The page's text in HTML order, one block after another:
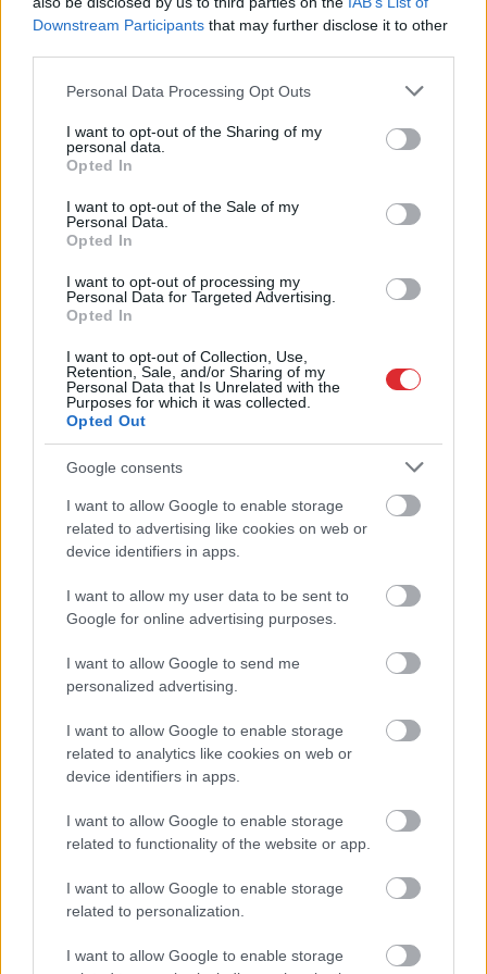
Downstream Participants that may further disclose it to other
Please note that this website/app uses one or more Google
not limited to your visit or usage behaviour. You may click to
grant or deny consent to Google and its third-party tags to
use your data for below specified purposes in below Google
consent section.
Personal Data Processing Opt Outs
I want to opt-out of the Sharing of my
personal data.
Opted In
I want to opt-out of the Sale of my
Personal Data.
Opted In
I want to opt-out of processing my
Personal Data for Targeted Advertising.
Opted In
I want to opt-out of Collection, Use,
Retention, Sale, and/or Sharing of my
Personal Data that Is Unrelated with the
Purposes for which it was collected.
Opted Out
Google consents
I want to allow Google to enable storage
related to advertising like cookies on web or
device identifiers in apps.
I want to allow my user data to be sent to
Google for online advertising purposes.
I want to allow Google to send me
personalized advertising.
I want to allow Google to enable storage
related to analytics like cookies on web or
device identifiers in apps.
I want to allow Google to enable storage
related to functionality of the website or app.
I want to allow Google to enable storage
related to personalization.
I want to allow Google to enable storage
Šo kļūdu var pieļaut daudzi!
Pēc “Maxima”
apmeklējuma klients
brīdina citus autovadītājus
neuzkāpt uz tā paša
grābekļa
diploma, darba un
izbijis slepkava!? Vai
tiešām jebkurš var
kandidēt Saeimas
vēlēšanās, skaidro
advokāts
normāli?” Guntars
veikalā nopērk tomātu,
taču, pārgriežot to uz
pusēm, viņu sagaida
Viņu skatiens “izurbjas”
citiem cauri: 3 datumi,
kuros dzimušos mēdz
Atcelt Ziņot